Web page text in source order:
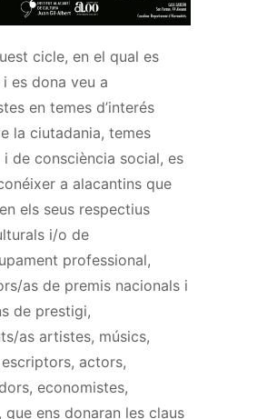
cicle, en el qual es
es dona veu a
en temes d’interés
la ciutadania, temes
i de consciència social, es
a alacantins que
els seus respectius
i/o de
professional,
as de premis nacionals i
de prestigi,
as artistes, músics,
actors,
economistes,
ens donaran les claus